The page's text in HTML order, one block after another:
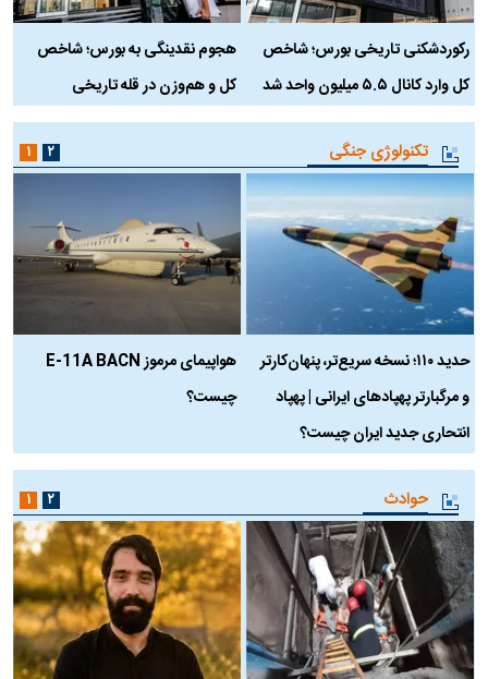
رکوردشکنی تاریخی بورس؛ شاخص
کل وارد کانال ۵.۵ میلیون واحد شد
هجوم نقدینگی به بورس؛ شاخص
کل و هم‌وزن در قله تاریخی
تکنولوژی جنگی
حدید ۱۱۰؛ نسخه سریع‌تر، پنهان‌کارتر
و مرگبارتر پهپادهای ایرانی | پهپاد
انتحاری جدید ایران چیست؟
هواپیمای مرموز E-11A BACN
چیست؟
۱ ۲
حوادث ۱ ۲